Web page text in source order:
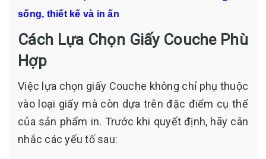
sống, thiết kế và in ấn
Cách Lựa Chọn Giấy Couche Phù
Hợp
Việc lựa chọn giấy Couche không chỉ phụ thuộc
vào loại giấy mà còn dựa trên đặc điểm cụ thể
của sản phẩm in. Trước khi quyết định, hãy cân
nhắc các yếu tố sau: